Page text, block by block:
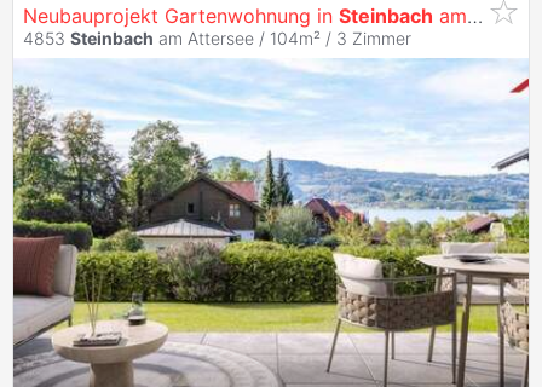
Neubauprojekt Gartenwohnung in Steinbach am Attersee
4853 Steinbach am Attersee / 104m² / 3 Zimmer